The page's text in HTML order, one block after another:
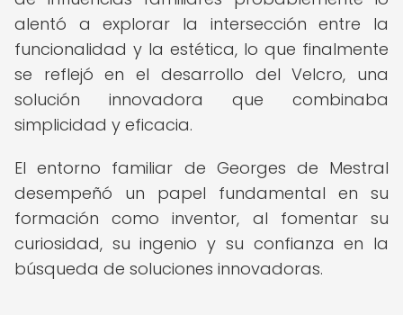
alentó a explorar la intersección entre la
funcionalidad y la estética, lo que finalmente
se reflejó en el desarrollo del Velcro, una
solución innovadora que combinaba
simplicidad y eficacia.
El entorno familiar de Georges de Mestral
desempeñó un papel fundamental en su
formación como inventor, al fomentar su
curiosidad, su ingenio y su confianza en la
búsqueda de soluciones innovadoras.